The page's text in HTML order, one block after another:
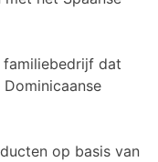
familiebedrijf dat
op basis van